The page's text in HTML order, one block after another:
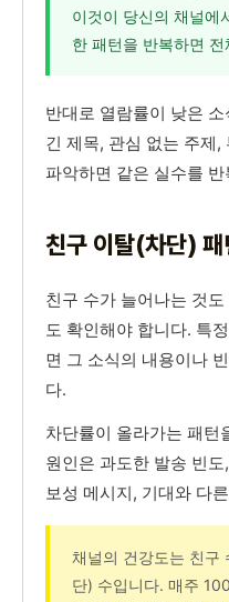
이것이 당신의 채널에
한 패턴을 반복하면
반대로 열람률이 낮은
긴 제목, 관심 없는 주제
파악하면 같은 실수를
친구 이탈(차단) 패
친구 수가 늘어나는 것
도 확인해야 합니다. 특
면 그 소식의 내용이나
다.
차단률이 올라가는 패턴
원인은 과도한 발송 빈
보성 메시지, 기대와 다
채널의 건강도는 친구
단) 수입니다. 매주